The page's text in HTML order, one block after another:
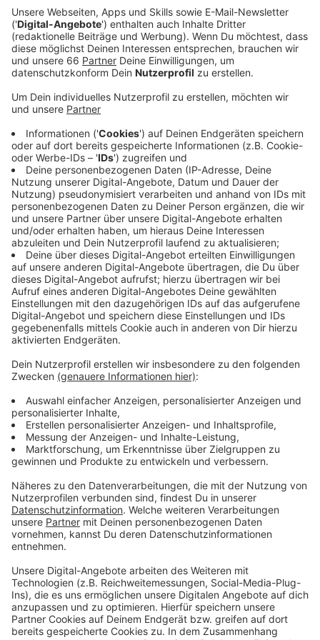
Von Lewis Thompson produziert und als Co-Autorin
auch von Rita selbst mitverfasst, handelt die Single
"You Only Love Me" von einem intensiven Gefühl der
Verletzlichkeit, das sie besonders in der Anfangsphase
ihrer Beziehung in sich trug. Es geht um die Liebe und
die Leidenschaft, wobei sich gleich zu Beginn des
Tracks auch ihr Ehemann, der Oscar-Gewinner,
Schauspieler und Regisseur Taika Waititi, mit dem Rita
kürzlich erst die MTV European Music Awards
moderieren konnte, per Sprachnotiz zu Wort meldet.
Musikalisch ist "You Only Love Me" ein Pop-Song, der
nicht nur als Soundtrack zum Liebesleben ihrer Fans
fungieren, sondern auch für Bewegung auf den
Tanzflächen sorgen dürfte.
Anzeige
Wir benötigen Ihre
Zustimmung, um den YouTube
Video-Service zu laden!
Wir verwenden einen Service eines
Drittanbieters, um Videoinhalte
einzubetten. Dieser Service kann
Daten zu Ihren Aktivitäten
sammeln. Bitte lesen Sie die
Details durch und stimmen Sie der
Nutzung des Service zu, um dieses
Mehr Informationen
Akzeptieren
Die neue Single von Rita Ora - "You Only Love Me" bei
uns im besten Mix.
Anzeige